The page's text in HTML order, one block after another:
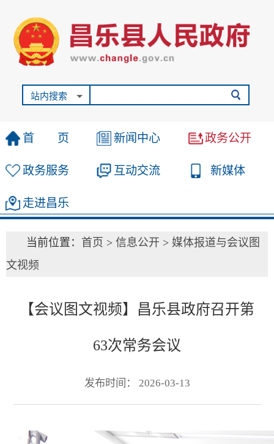
站内搜索
首 页 新闻中心 政务公开
政务服务 互动交流 新媒体
走进昌乐
当前位置： 首页 > 信息公开 > 媒体报道与会议图
文视频
【会议图文视频】昌乐县政府召开第
63次常务会议
发布时间： 2026-03-13